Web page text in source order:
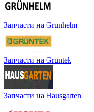
Запчасти на Grunhelm
Запчасти на Gruntek
Запчасти на Hausgarten